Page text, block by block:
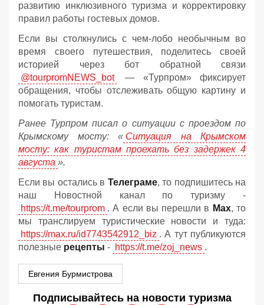
развитию инклюзивного туризма и корректировку
правил работы гостевых домов.
Если вы столкнулись с чем-лобо необычным во
время своего путешествия, поделитесь своей
историей через бот обратной связи
@tourpromNEWS_bot
— «Турпром» фиксирует
обращения, чтобы отслеживать общую картину и
помогать туристам.
Ранее Турпром писал о ситуации с проездом по
Крымскому мосту: « Ситуация на Крымском
мосту: как туристам проехать без задержек 4
августа ».
Если вы остались в Телеграме, то подпишитесь на
наш Новостной канал по туризму -
https://t.me/tourprom . А если вы перешли в Мах, то
мы транслируем туристические новости и туда:
https://max.ru/id7743542912_biz . А тут публикуются
полезные рецепты - https://t.me/zoj_news .
Евгения Бурмистрова
Подписывайтесь на новости туризма